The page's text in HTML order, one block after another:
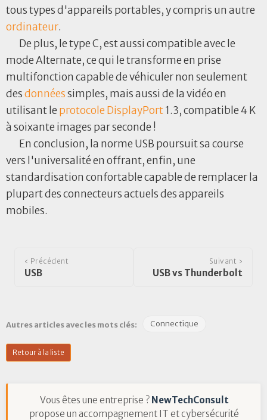
tous types d'appareils portables, y compris un autre
ordinateur.
De plus, le type C, est aussi compatible avec le
mode Alternate, ce qui le transforme en prise
multifonction capable de véhiculer non seulement
desdonnéessimples, mais aussi de la vidéo en
utilisant le protocole DisplayPort1.3, compatible 4 K
à soixante images par seconde !
En conclusion, la norme USB poursuit sa course
vers l'universalité en offrant, enfin, une
standardisation confortable capable de remplacer la
plupart des connecteurs actuels des appareils
mobiles.
‹ Précédent
USB
Suivant ›
USB vs Thunderbolt
Autres articles avec les mots clés: Connectique
Retour à la liste
Vous êtes une entreprise ? NewTechConsult
propose un accompagnement IT et cybersécurité